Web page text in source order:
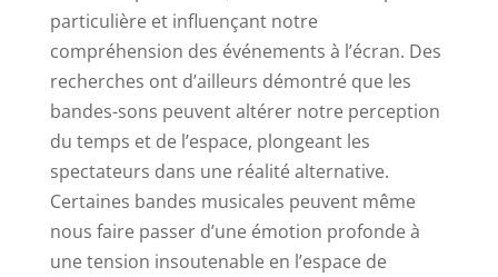
particulière et influençant notre
compréhension des événements à l’écran. Des
recherches ont d’ailleurs démontré que les
bandes-sons peuvent altérer notre perception
du temps et de l’espace, plongeant les
spectateurs dans une réalité alternative.
Certaines bandes musicales peuvent même
nous faire passer d’une émotion profonde à
une tension insoutenable en l’espace de